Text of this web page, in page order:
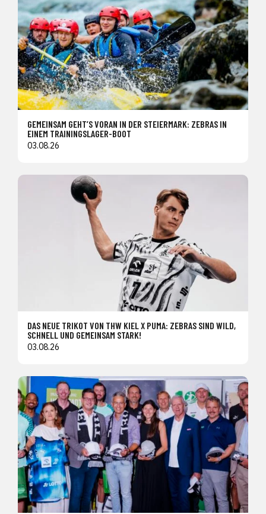
GEMEINSAM GEHT’S VORAN IN DER STEIERMARK: ZEBRAS IN
EINEM TRAININGSLAGER-BOOT
03.08.26
DAS NEUE TRIKOT VON THW KIEL X PUMA: ZEBRAS SIND WILD,
SCHNELL UND GEMEINSAM STARK!
03.08.26